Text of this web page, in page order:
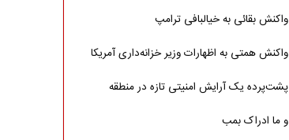
واکنش بقائی به خیالبافی ترامپ
واکنش همتی به اظهارات وزیر خزانه‌داری آمریکا
پشت‌پرده یک آرایش امنیتی تازه در منطقه
و ما ادراک بمب